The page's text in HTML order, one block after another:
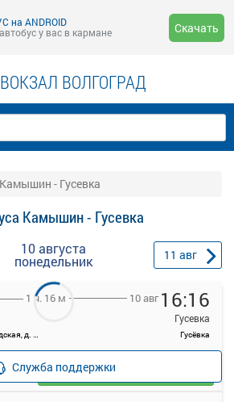
на ANDROID
у вас в кармане
Скачать
ВОЛГОГРАД
- Гусевка
Камышин - Гусевка
10 августа
понедельник 11 авг
Камышин АС, ул. Волгоградская, д. 28
1 ч. 16 м 10 авг 16:16
Гусевка
Гусёвка
Выбрать
Служба поддержки